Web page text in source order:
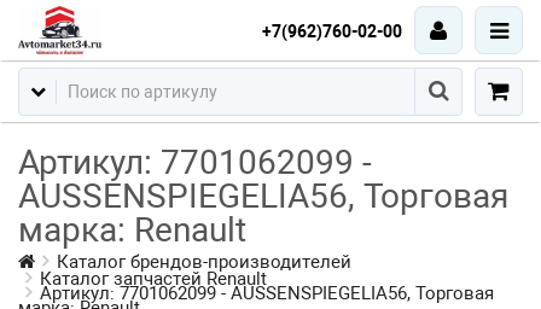
+7(962)760-02-00
Артикул: 7701062099 -
AUSSENSPIEGELIA56, Торговая
марка: Renault
Каталог брендов-производителей
Каталог запчастей Renault
Артикул: 7701062099 - AUSSENSPIEGELIA56, Торговая